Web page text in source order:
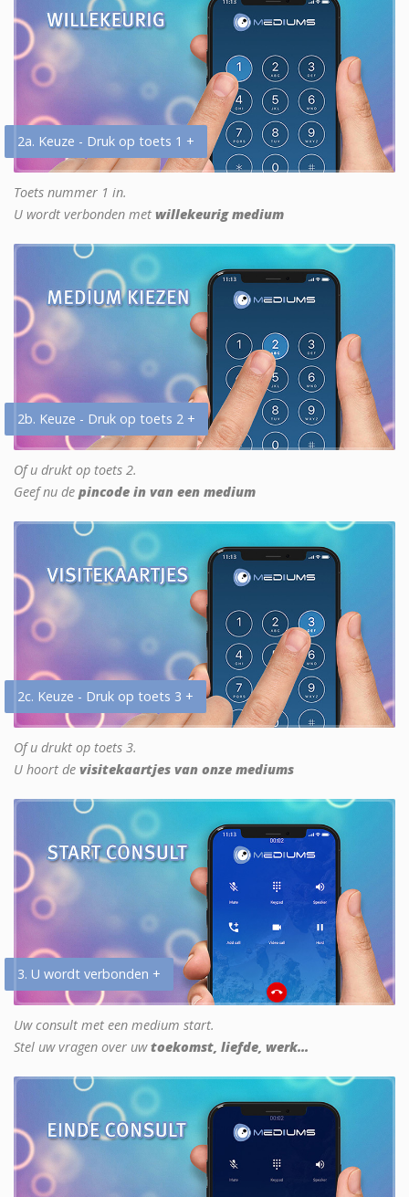
2a. Keuze - Druk op toets 1 +
Toets nummer 1 in.
U wordt verbonden met willekeurig medium
2b. Keuze - Druk op toets 2 +
Of u drukt op toets 2.
Geef nu de pincode in van een medium
2c. Keuze - Druk op toets 3 +
Of u drukt op toets 3.
U hoort de visitekaartjes van onze mediums
3. U wordt verbonden +
Uw consult met een medium start.
Stel uw vragen over uwtoekomst, liefde, werk...